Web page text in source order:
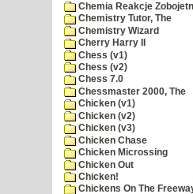
Chemia Reakcje
Chemistry Tutor, The
Chemistry Wizard
Cherry Harry II
Chess (v1)
Chess (v2)
Chess 7.0
Chessmaster 2000, The
Chicken (v1)
Chicken (v2)
Chicken (v3)
Chicken Chase
Chicken Microssing
Chicken Out
Chicken!
Chickens On The